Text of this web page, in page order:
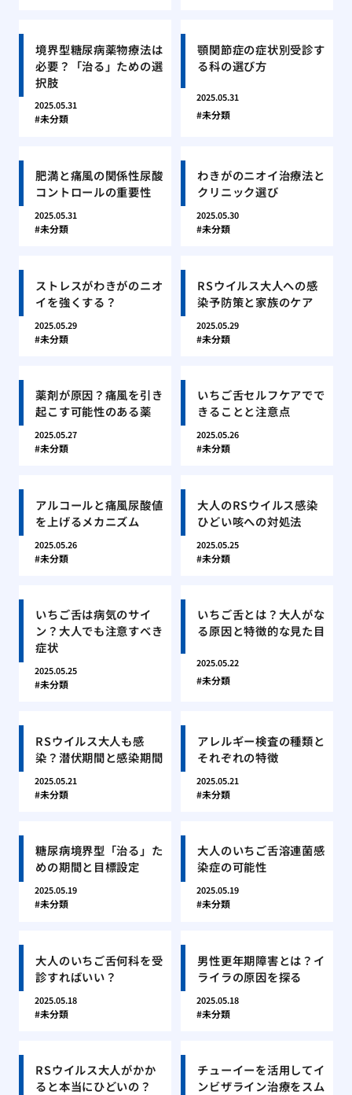
境界型糖尿病薬物療法は
必要？「治る」ための選
択肢
2025.05.31
未分類
顎関節症の症状別受診す
る科の選び方
2025.05.31
未分類
肥満と痛風の関係性尿酸
コントロールの重要性
2025.05.31
未分類
わきがのニオイ治療法と
クリニック選び
2025.05.30
未分類
ストレスがわきがのニオ
イを強くする？
2025.05.29
未分類
RSウイルス大人への感
染予防策と家族のケア
2025.05.29
未分類
薬剤が原因？痛風を引き
起こす可能性のある薬
2025.05.27
未分類
いちご舌セルフケアでで
きることと注意点
2025.05.26
未分類
アルコールと痛風尿酸値
を上げるメカニズム
2025.05.26
未分類
大人のRSウイルス感染
ひどい咳への対処法
2025.05.25
未分類
いちご舌は病気のサイ
ン？大人でも注意すべき
症状
2025.05.25
未分類
いちご舌とは？大人がな
る原因と特徴的な見た目
2025.05.22
未分類
RSウイルス大人も感
染？潜伏期間と感染期間
2025.05.21
未分類
アレルギー検査の種類と
それぞれの特徴
2025.05.21
未分類
糖尿病境界型「治る」た
めの期間と目標設定
2025.05.19
未分類
大人のいちご舌溶連菌感
染症の可能性
2025.05.19
未分類
大人のいちご舌何科を受
診すればいい？
2025.05.18
未分類
男性更年期障害とは？イ
ライラの原因を探る
2025.05.18
未分類
RSウイルス大人がかか
ると本当にひどいの？
チューイーを活用してイ
ンビザライン治療をスム